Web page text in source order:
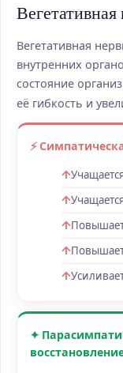
Вегетативная
внутренних
состояние
её гибкость и
⚡
✦